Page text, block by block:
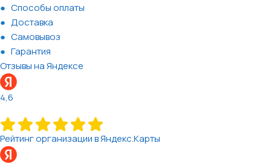
Способы оплаты
Доставка
Самовывоз
Гарантия
Отзывы на Яндексе
4,6
Рейтинг организации в Яндекс.Карты